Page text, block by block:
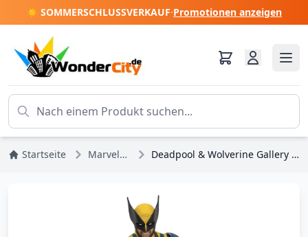
☀️ SOMMERSCHLUSSVERKAUF·Promotionen anzeigen
Startseite Marvel DC Comics Deadpool & Wolverine Gallery Wolverine -Statuette 25 cm